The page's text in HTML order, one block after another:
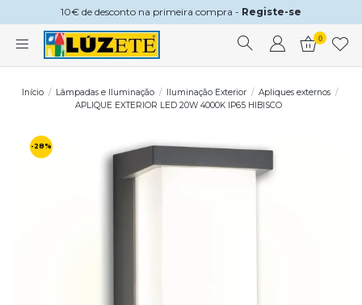
10€ de desconto na primeira compra - Registe-se
0
Início Lâmpadas e Iluminação Iluminação Exterior
Apliques externos
APLIQUE EXTERIOR LED 20W 4000K IP65 HIBISCO
-28%